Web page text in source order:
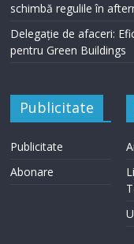
schimbă regulile în
Delegație de afaceri:
pentru Green Buildings
Publicitate
Publicitate
Abonare